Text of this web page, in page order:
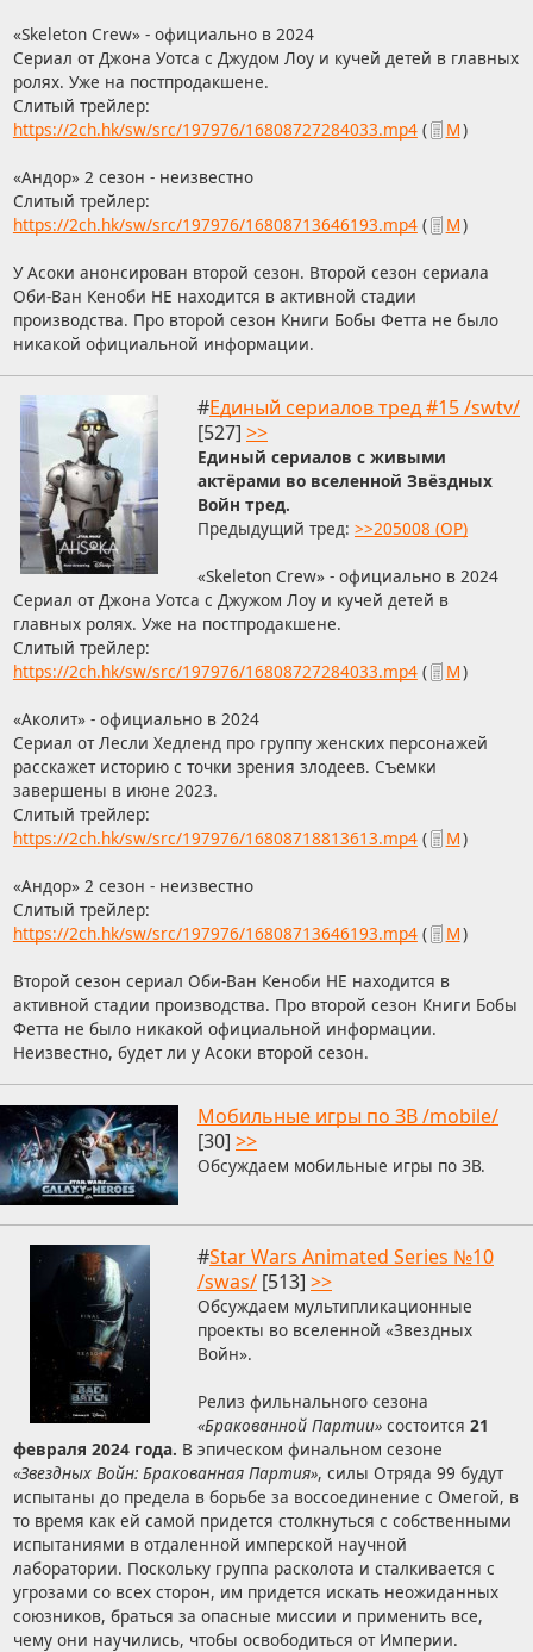
«Skeleton Crew» - официально в 2024
Сериал от Джона Уотса с Джудом Лоу и кучей детей в главных
ролях. Уже на постпродакшене.
Слитый трейлер:
https://2ch.hk/sw/src/197976/16808727284033.mp4( М)
«Андор» 2 сезон - неизвестно
Слитый трейлер:
https://2ch.hk/sw/src/197976/16808713646193.mp4( М)
У Асоки анонсирован второй сезон. Второй сезон сериала
Оби-Ван Кеноби НЕ находится в активной стадии
производства. Про второй сезон Книги Бобы Фетта не было
никакой официальной информации.
#Единый сериалов тред #15 /swtv/
[527] >>
Единый сериалов с живыми
актёрами во вселенной Звёздных
Войн тред.
Предыдущий тред: >>205008 (OP)
«Skeleton Crew» - официально в 2024
Сериал от Джона Уотса с Джужом Лоу и кучей детей в
главных ролях. Уже на постпродакшене.
Слитый трейлер:
https://2ch.hk/sw/src/197976/16808727284033.mp4( М)
«Аколит» - официально в 2024
Сериал от Лесли Хедленд про группу женских персонажей
расскажет историю с точки зрения злодеев. Съемки
завершены в июне 2023.
Слитый трейлер:
https://2ch.hk/sw/src/197976/16808718813613.mp4( М)
«Андор» 2 сезон - неизвестно
Слитый трейлер:
https://2ch.hk/sw/src/197976/16808713646193.mp4( М)
Второй сезон сериал Оби-Ван Кеноби НЕ находится в
активной стадии производства. Про второй сезон Книги Бобы
Фетта не было никакой официальной информации.
Неизвестно, будет ли у Асоки второй сезон.
Мобильные игры по ЗВ /mobile/
[30] >>
Обсуждаем мобильные игры по ЗВ.
#Star Wars Animated Series №10
/swas/ [513] >>
Обсуждаем мультипликационные
проекты во вселенной «Звездных
Войн».
Релиз фильнального сезона
«Бракованной Партии» состоится 21
февраля 2024 года. В эпическом финальном сезоне
«Звездных Войн: Бракованная Партия», силы Отряда 99 будут
испытаны до предела в борьбе за воссоединение с Омегой, в
то время как ей самой придется столкнуться с собственными
испытаниями в отдаленной имперской научной
лаборатории. Поскольку группа расколота и сталкивается с
угрозами со всех сторон, им придется искать неожиданных
союзников, браться за опасные миссии и применить все,
чему они научились, чтобы освободиться от Империи.